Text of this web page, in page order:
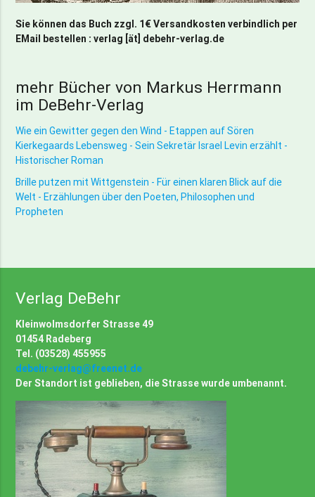
Sie können das Buch zzgl. 1€ Versandkosten verbindlich per
EMail bestellen : verlag [ät] debehr-verlag.de
mehr Bücher von Markus Herrmann
im DeBehr-Verlag
Wie ein Gewitter gegen den Wind - Etappen auf Sören
Kierkegaards Lebensweg - Sein Sekretär Israel Levin erzählt -
Historischer Roman
Brille putzen mit Wittgenstein - Für einen klaren Blick auf die
Welt - Erzählungen über den Poeten, Philosophen und
Propheten
Verlag DeBehr
Kleinwolmsdorfer Strasse 49
01454 Radeberg
Tel. (03528) 455955
debehr-verlag@freenet.de
Der Standort ist geblieben, die Strasse wurde umbenannt.